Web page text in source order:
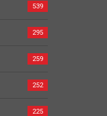
539
295
259
252
225